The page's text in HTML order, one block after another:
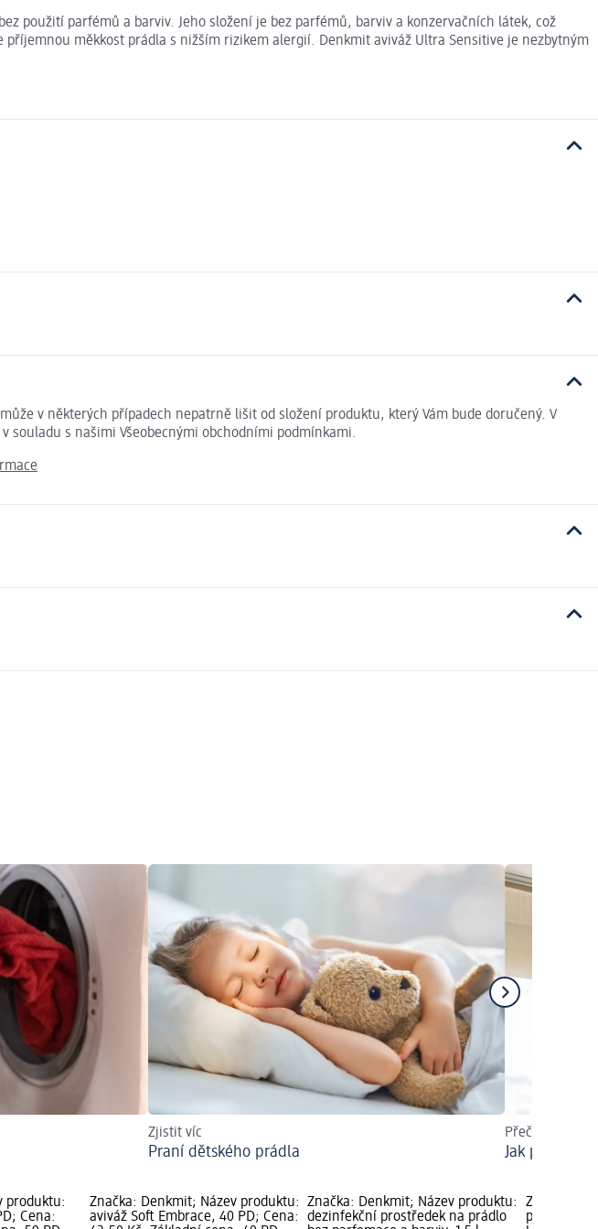
použití parfémů a barviv. Jeho složení je bez parfémů, barviv a konzervačních látek, což
měkkost prádla s nižším rizikem alergií. Denkmit aviváž Ultra Sensitive je nezbytným
v některých případech nepatrně lišit od složení produktu, který Vám bude doručený. V
souladu s našimi Všeobecnými obchodními podmínkami.
Zjistit víc
Praní dětského prádla
Přečtěte si
Jak prát
produktu:
Cena:
Značka: Denkmit; Název produktu:
aviváž Soft Embrace, 40 PD; Cena:
Značka: Denkmit; Název produktu:
dezinfekční prostředek na prádlo
Značka:
prací